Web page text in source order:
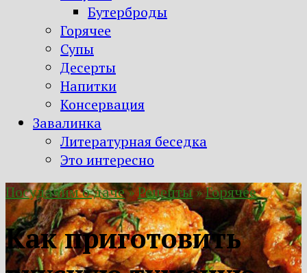
Бутерброды
Горячее
Супы
Десерты
Напитки
Консервация
Завалинка
Литературная беседка
Это интересно
Посудачим о даче»Рецепты»Горячее
Как приготовить